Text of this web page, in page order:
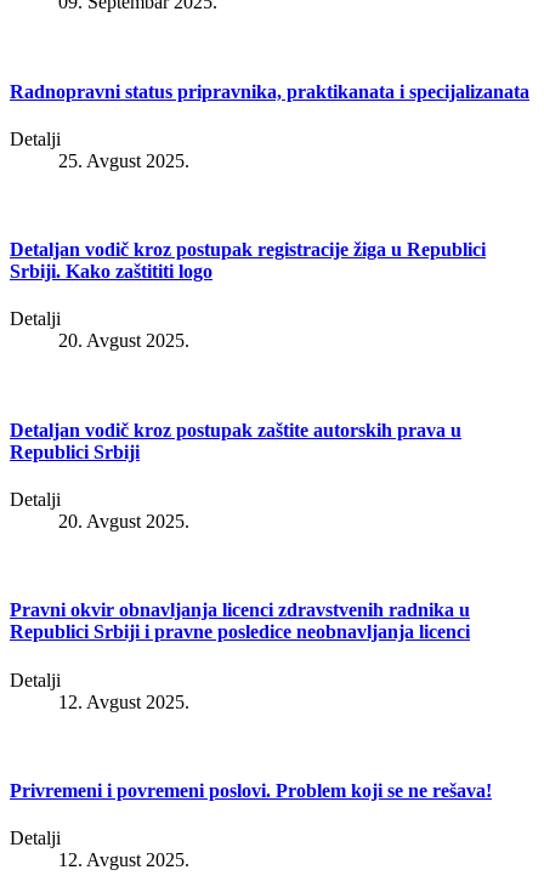
Radnopravni status pripravnika, praktikanata i specijalizanata
Detalji
25. Avgust 2025.
Detaljan vodič kroz postupak registracije žiga u Republici
Srbiji. Kako zaštititi logo
Detalji
20. Avgust 2025.
Detaljan vodič kroz postupak zaštite autorskih prava u
Republici Srbiji
Detalji
20. Avgust 2025.
Pravni okvir obnavljanja licenci zdravstvenih radnika u
Republici Srbiji i pravne posledice neobnavljanja licenci
Detalji
12. Avgust 2025.
Privremeni i povremeni poslovi. Problem koji se ne rešava!
Detalji
12. Avgust 2025.